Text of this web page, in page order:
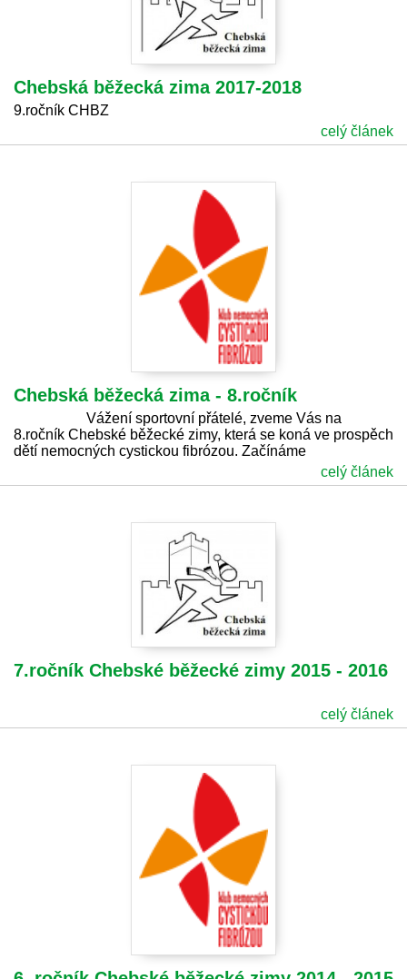
Chebská běžecká zima 2017-2018
9.ročník CHBZ
celý článek
Chebská běžecká zima - 8.ročník
Vážení sportovní přátelé, zveme Vás na
8.ročník Chebské běžecké zimy, která se koná ve prospěch
dětí nemocných cystickou fibrózou. Začínáme
celý článek
7.ročník Chebské běžecké zimy 2015 - 2016
celý článek